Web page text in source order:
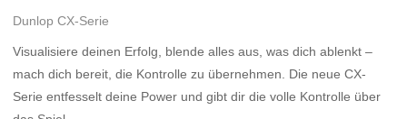
Dunlop CX-Serie
Visualisiere deinen Erfolg, blende alles aus, was dich ablenkt –
mach dich bereit, die Kontrolle zu übernehmen. Die neue CX-
Serie entfesselt deine Power und gibt dir die volle Kontrolle über